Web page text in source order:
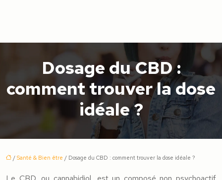
Dosage du CBD :
comment trouver la dose
idéale ?
/ Santé & Bien être / Dosage du CBD : comment trouver la dose idéale ?